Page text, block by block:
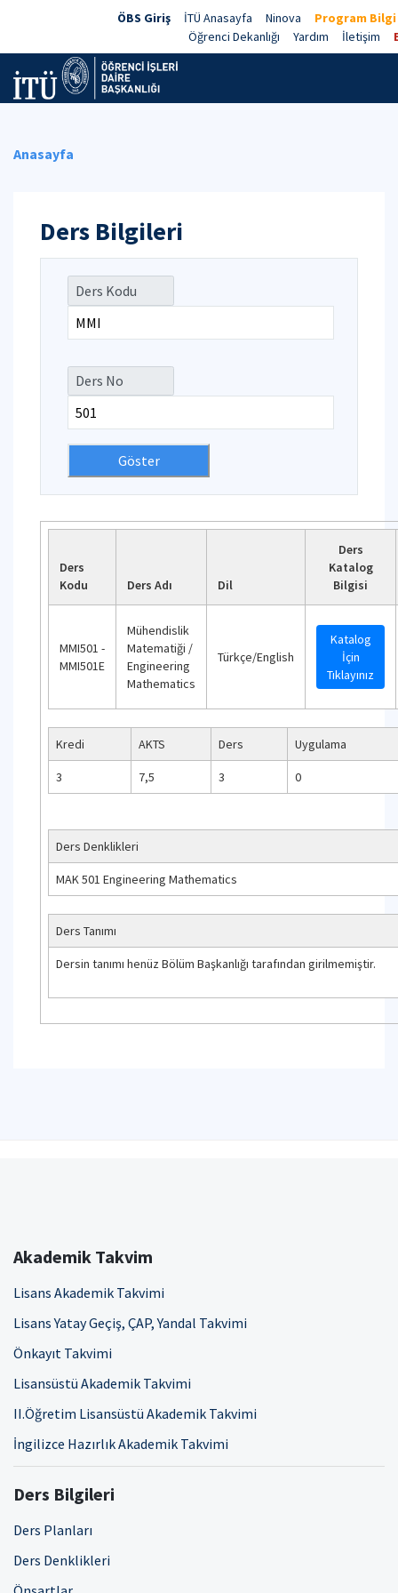
ÖBS Giriş İTÜ Anasayfa Ninova
Program Bilgi
Öğrenci Dekanlığı
Yardım İletişim
Anasayfa
Ders Bilgileri
Ders Kodu
Ders No
Ders
Kodu
Ders Adı Dil
Ders
Katalog
Bilgisi
MMI501 -
MMI501E
Mühendislik
Matematiği /
Engineering
Mathematics
Türkçe/English
Katalog
İçin
Tıklayınız
Kredi AKTS Ders Uygulama
3 7,5 3 0
Ders Denklikleri
MAK 501 Engineering Mathematics
Ders Tanımı
Dersin tanımı henüz Bölüm Başkanlığı tarafından girilmemiştir.
Akademik Takvim
Lisans Akademik Takvimi
Lisans Yatay Geçiş, ÇAP, Yandal Takvimi
Önkayıt Takvimi
Lisansüstü Akademik Takvimi
II.Öğretim Lisansüstü Akademik Takvimi
İngilizce Hazırlık Akademik Takvimi
Ders Bilgileri
Ders Planları
Ders Denklikleri